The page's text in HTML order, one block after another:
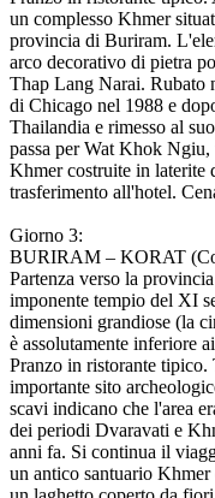
un complesso Khmer
provincia di Buriram.
arco decorativo di pietra
Thap Lang Narai. Rubato
di Chicago nel 1988 e
Thailandia e rimesso al
passa per Wat Khok
Khmer costruite in laterite
trasferimento all'hotel.
Giorno 3:
BURIRAM – KORAT
Partenza verso la
imponente tempio del XI
dimensioni grandiose (la
è assolutamente inferiore
Pranzo in ristorante tipico.
importante sito
scavi indicano che l'area
dei periodi Dvaravati e
anni fa. Si continua il
un antico santuario Khmer